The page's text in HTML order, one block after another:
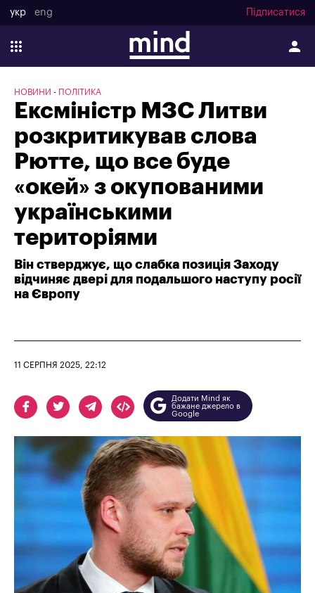
укр eng Підписатися
НОВИНИ ПОЛІТИКА
Ексміністр МЗС Литви
розкритикував слова
Рютте, що все буде
«окей» з окупованими
українськими
територіями
Він стверджує, що слабка позиція Заходу
відчиняє двері для подальшого наступу росії
на Європу
11 СЕРПНЯ 2025, 22:12
Додати Mind як
бажане джерело в
Google